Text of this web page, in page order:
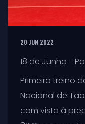
20 JUN 2022
18 de Junho -
Primeiro treino
Nacional de
com vista à